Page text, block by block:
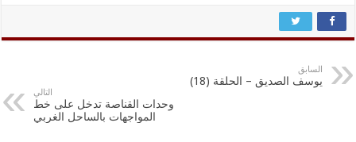
السابق
يوسف الصديق – الحلقة (18)
التالي
وحدات القناصة تدخل على خط
المواجهات بالساحل الغربي